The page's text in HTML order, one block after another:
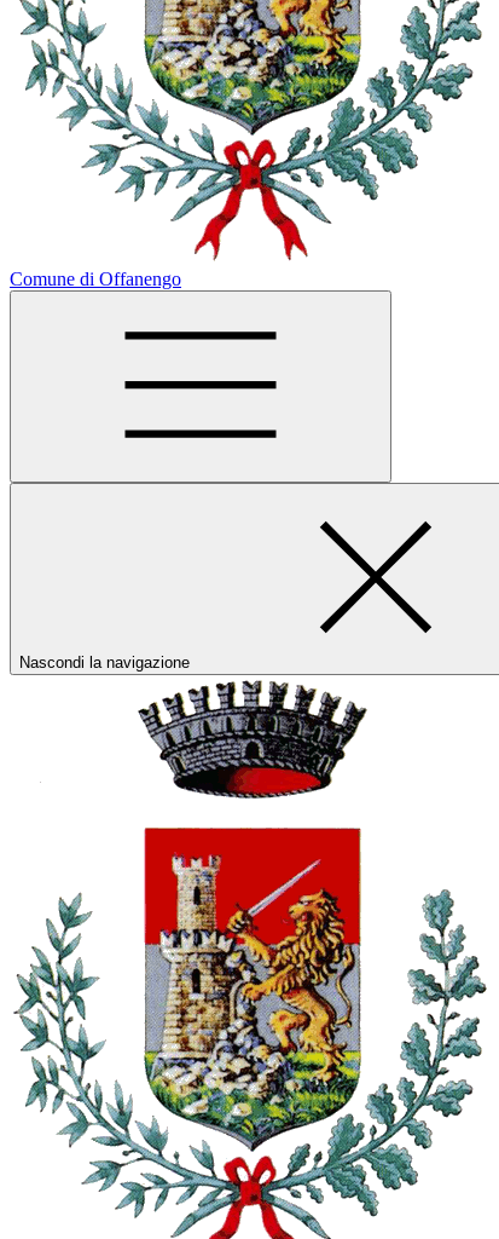
Comune di Offanengo
Nascondi la navigazione